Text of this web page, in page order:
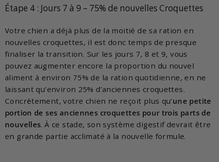
Étape 4 : Jours 7 à 9 – 75% de nouvelles Croquettes
Votre chien a déjà plus de la moitié de sa ration en
nouvelles croquettes, il est donc temps de presque
finaliser la transition. Sur les jours 7, 8 et 9, vous
pouvez augmenter encore la proportion du nouvel
aliment à environ 75% de la ration quotidienne, en ne
laissant qu’environ 25% d’anciennes croquettes.
Concrètement, votre chien ne reçoit plus qu’une petite
portion de ses anciennes croquettes pour trois parts de
nouvelles. À ce stade, son système digestif devrait être
en grande partie acclimaté à la nouvelle formule.